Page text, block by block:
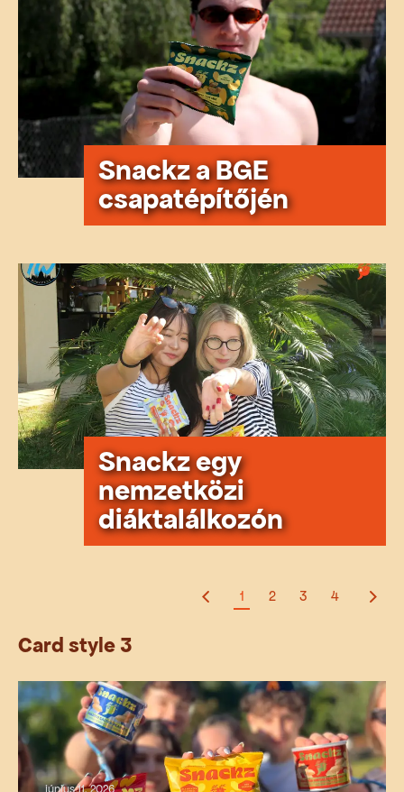
Snackz a BGE
csapatépítőjén
Snackz egy
nemzetközi
diáktalálkozón
1 2 3 4
Card style 3